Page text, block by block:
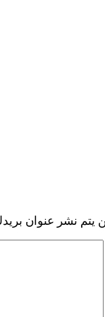
يتم نشر عنوان